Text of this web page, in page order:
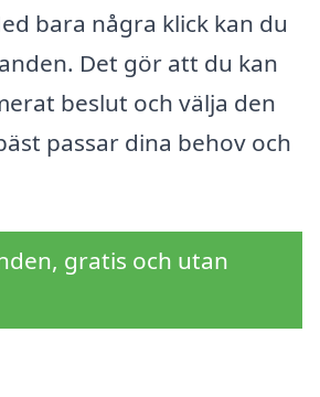
bara några klick kan du
Det gör att du kan
beslut och välja den
passar dina behov och
gratis och utan